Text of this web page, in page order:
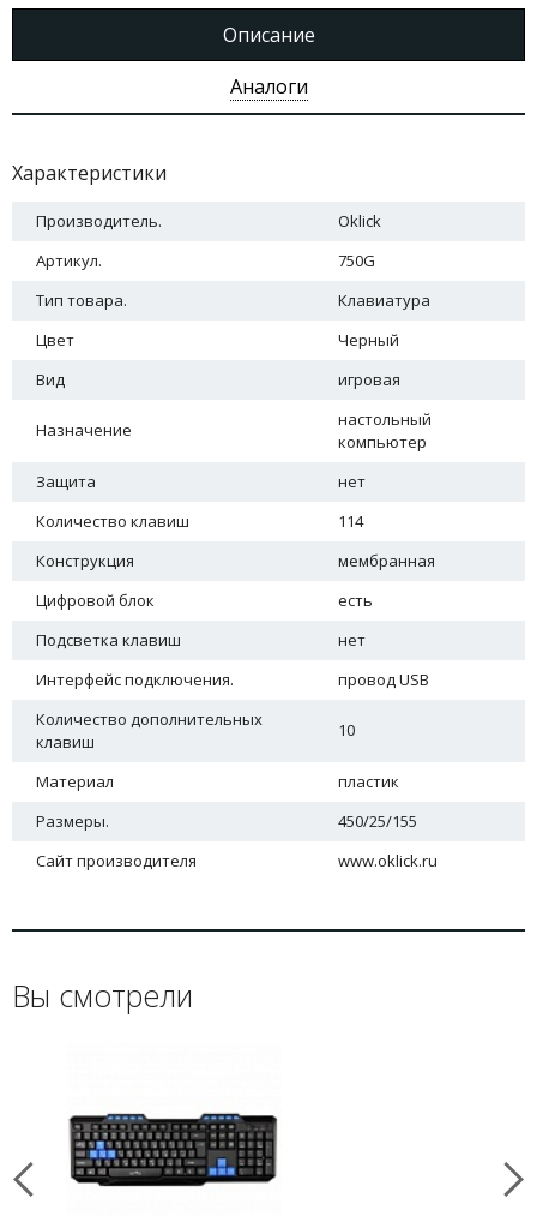
Описание
Аналоги
Характеристики
Производитель.
Oklick
Артикул.
750G
Тип товара.
Клавиатура
Цвет
Черный
Вид
игровая
Назначение
настольный
компьютер
Защита
нет
Количество клавиш
114
Конструкция
мембранная
Цифровой блок
есть
Подсветка клавиш
нет
Интерфейс подключения.
провод USB
Количество дополнительных
клавиш
10
Материал
пластик
Размеры.
450/25/155
Сайт производителя
www.oklick.ru
Вы смотрели